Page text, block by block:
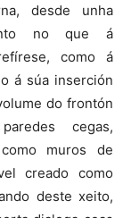
desde unha
no que á
como á
á súa inserción
do frontón
cegas,
muros de
creado como
deste xeito,